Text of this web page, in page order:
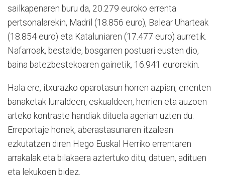
sailkapenaren buru da, 20.279 euroko errenta
pertsonalarekin, Madril (18.856 euro), Balear Uharteak
(18.854 euro) eta Kataluniaren (17.477 euro) aurretik.
Nafarroak, bestalde, bosgarren postuari eusten dio,
baina batezbestekoaren gainetik, 16.941 eurorekin.
Hala ere, itxurazko oparotasun horren azpian, errenten
banaketak lurraldeen, eskualdeen, herrien eta auzoen
arteko kontraste handiak dituela agerian uzten du.
Erreportaje honek, aberastasunaren itzalean
ezkutatzen diren Hego Euskal Herriko errentaren
arrakalak eta bilakaera aztertuko ditu, datuen, adituen
eta lekukoen bidez.